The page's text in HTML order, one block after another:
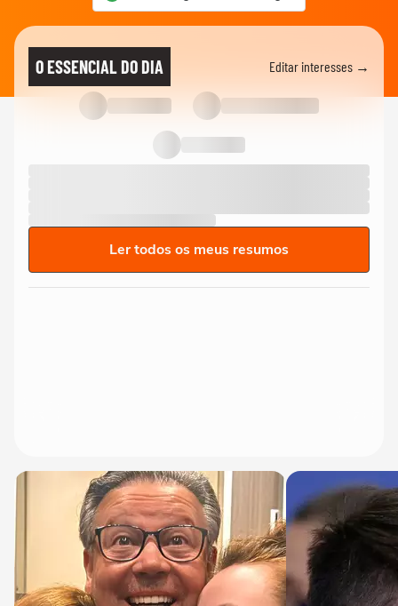
O ESSENCIAL DO DIA Editar interesses →
Ler todos os meus resumos